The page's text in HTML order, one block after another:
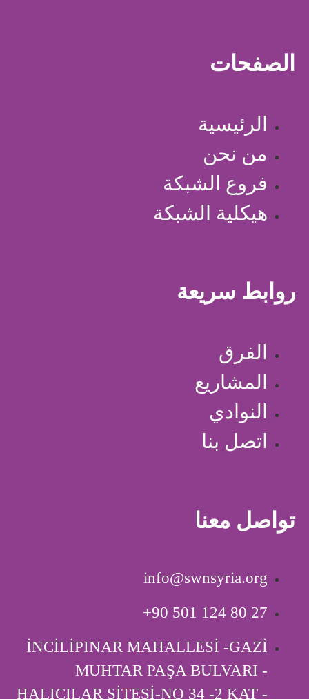
الصفحات
الرئيسية
من نحن
فروع الشبكة
هيكلية الشبكة
روابط سريعة
الفرق
المشاريع
النوادي
اتصل بنا
تواصل معنا
info@swnsyria.org
‎+90 501 124 80 27
İNCİLİPINAR MAHALLESİ -GAZİ
MUHTAR PAŞA BULVARI -
HALICILAR SİTESİ-NO 34 -2 KAT -